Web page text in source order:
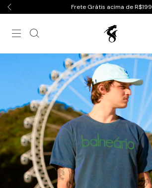
Frete Grátis acima de R$199